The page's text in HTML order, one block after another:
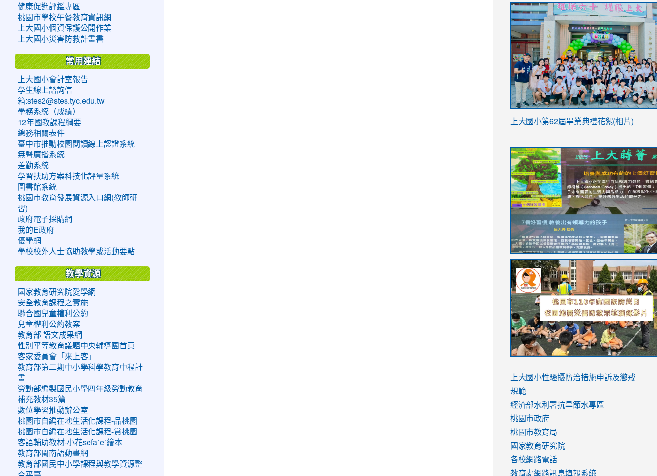
健康促進評鑑專區
桃園市學校午餐教育資訊網
上大國小個資保護公開作業
上大國小災害防救計畫書
常用連結
上大國小會計室報告
學生線上諮詢信
箱:stes2@stes.tyc.edu.tw
學務系統（成績）
12年國教課程綱要
總務相關表件
臺中市推動校園閱讀線上認證系統
無聲廣播系統
差勤系統
學習扶助方案科技化評量系統
圖書館系統
桃園市教育發展資源入口網(教師研
習)
政府電子採購網
我的E政府
優學網
學校校外人士協助教學或活動要點
教學資源
國家教育研究院愛學網
安全教育課程之實施
聯合國兒童權利公約
兒童權利公約教案
教育部 語文成果網
性別平等教育議題中央輔導團首頁
客家委員會「來上客」
教育部第二期中小學科學教育中程計
畫
勞動部編製國民小學四年級勞動教育
補充教材35篇
數位學習推動辦公室
桃園市自編在地生活化課程-品桃園
桃園市自編在地生活化課程-賞桃園
客語輔助教材-小花sefaˊeˋ繪本
教育部閩南語動畫網
教育部國民中小學課程與教學資源整
https://sites.google.com/stes.tyc.edu.tw/
https://sites.google.com/stes.tyc.edu.tw/
link
YfDQppRvyMk686kIw6SBbssEIZ6WnT/
usp=sharing
上大國小第62屆畢業典禮花絮(相片)
to
https://drive.google.com/file/d/1I-
YfDQppRvyMk686kIw6SBbssEIZ6WnT/
usp=sharing
to
https://sites.google.com/stes.tyc.edu.tw/
link
to
https://sites.google.com/stes.tyc.edu.tw/
link
to
https://drive.google.com/file/d/
usp=sharing
link
to
https://youtu.be/jJOMVWY3-
8M
link
to
https://drive.google.com/file/d/
usp=sharing
to
https://www.youtube.com/watch?
v=hC_gdZndU9s
to
https://www.youtube.com/watch?
v=hC_gdZndU9s
link
to
https://www.youtube.com/watch?
v=mfpNykQ0g4M
上大國小性騷擾防治措施申訴及懲戒
規範
經濟部水利署抗旱節水專區
桃園市政府
桃園市教育局
國家教育研究院
各校網路電話
教育處網路訊息填報系統